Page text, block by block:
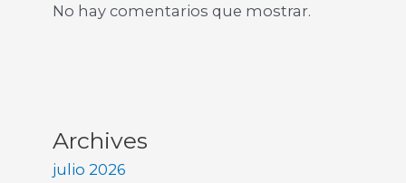
No hay comentarios que mostrar.
Archives
julio 2026